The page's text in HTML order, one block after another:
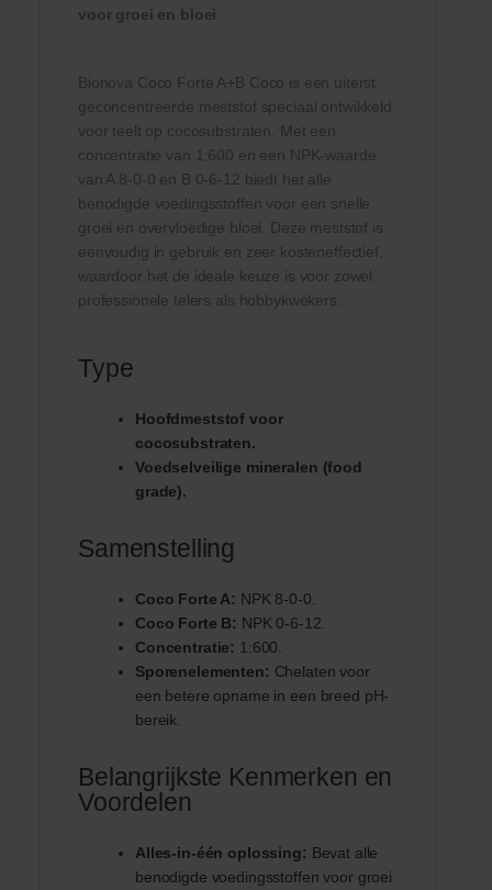
voor groei en bloei
Bionova Coco Forte A+B Coco is een uiterst
geconcentreerde meststof speciaal ontwikkeld
voor teelt op cocosubstraten. Met een
concentratie van 1:600 en een NPK-waarde
van A 8-0-0 en B 0-6-12 biedt het alle
benodigde voedingsstoffen voor een snelle
groei en overvloedige bloei. Deze meststof is
eenvoudig in gebruik en zeer kosteneffectief,
waardoor het de ideale keuze is voor zowel
professionele telers als hobbykwekers.
Type
Hoofdmeststof voor
cocosubstraten.
Voedselveilige mineralen (food
grade).
Samenstelling
Coco Forte A: NPK 8-0-0.
Coco Forte B: NPK 0-6-12.
Concentratie: 1:600.
Sporenelementen: Chelaten voor
een betere opname in een breed pH-
bereik.
Belangrijkste Kenmerken en
Voordelen
Alles-in-één oplossing: Bevat alle
benodigde voedingsstoffen voor groei